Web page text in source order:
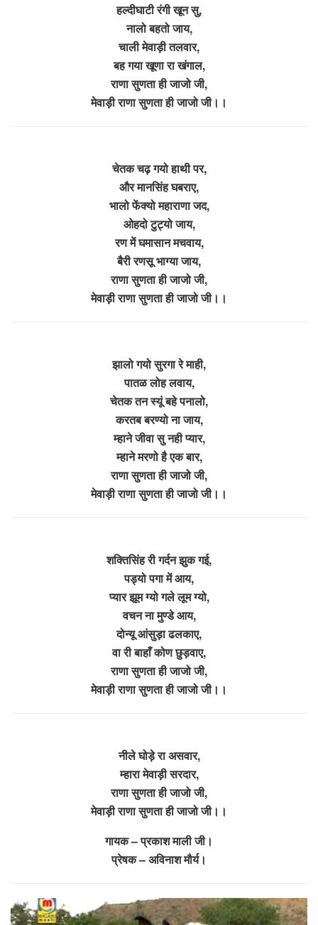
हल्दीघाटी रंगी खून सु,
नालो बहतो जाय,
चाली मेवाड़ी तलवार,
बह गया खूणा रा खंगाल,
राणा सुणता ही जाजो जी,
मेवाड़ी राणा सुणता ही जाजो जी।।
चेतक चढ़ गयो हाथी पर,
और मानसिंह घबराए,
भालो फेंक्यो महाराणा जद,
ओहदो टुट्यो जाय,
रण में घमासान मचवाय,
बैरी रणसू भाग्या जाय,
राणा सुणता ही जाजो जी,
मेवाड़ी राणा सुणता ही जाजो जी।।
झालो गयो सुरगा रे माही,
पातळ लोह लवाय,
चेतक तन स्यूं बहे पनालो,
करतब बरण्यो ना जाय,
म्हाने जीवा सु नही प्यार,
म्हाने मरणो है एक बार,
राणा सुणता ही जाजो जी,
मेवाड़ी राणा सुणता ही जाजो जी।।
शक्तिसिंह री गर्दन झुक गई,
पड्यो पगा में आय,
प्यार झूम ग्यो गले लूम ग्यो,
वचन ना मुण्डे आय,
दोन्यू आंसुड़ा ढलकाए,
वा री बाहाँ कोण छुड़वाए,
राणा सुणता ही जाजो जी,
मेवाड़ी राणा सुणता ही जाजो जी।।
नीले घोड़े रा असवार,
म्हारा मेवाड़ी सरदार,
राणा सुणता ही जाजो जी,
मेवाड़ी राणा सुणता ही जाजो जी।।
गायक – प्रकाश माली जी।
प्रेषक – अविनाश मौर्य।